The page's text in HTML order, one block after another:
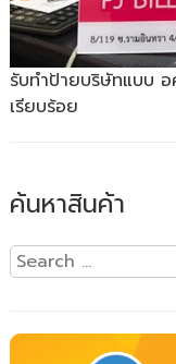
รับทำป้ายบริษัทแบบ
เรียบร้อย
ค้นหาสินค้า